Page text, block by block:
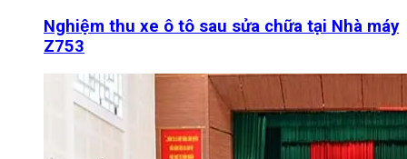
Nghiệm thu xe ô tô sau sửa chữa tại Nhà máy
Z753